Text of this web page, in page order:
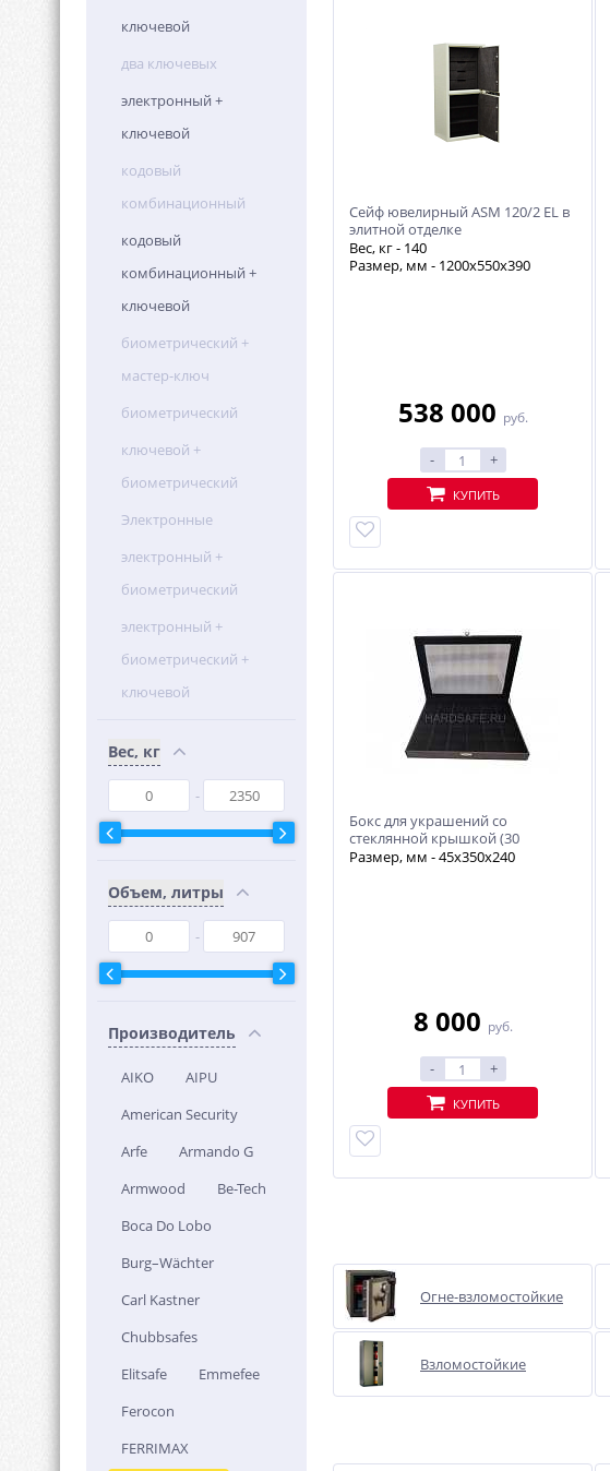
ключевой
два ключевых
электронный +
ключевой
кодовый
комбинационный
кодовый
комбинационный +
ключевой
биометрический +
мастер-ключ
биометрический
ключевой +
биометрический
Электронные
электронный +
биометрический
электронный +
биометрический +
ключевой
Вес, кг
Объем, литры
Производитель
AIKO
AIPU
American Security
Arfe
Armando G
Armwood
Be-Tech
Boca Do Lobo
Burg–Wächter
Carl Kastner
Chubbsafes
Elitsafe
Emmefee
Ferocon
FERRIMAX
Сейф ювелирный ASM 120/2 EL в
элитной отделке
Вес, кг - 140
Размер, мм - 1200х550х390
538 000 руб.
- +
КУПИТЬ
Бокс для украшений со
стеклянной крышкой (30
отсеков)
Размер, мм - 45х350х240
8 000 руб.
- +
КУПИТЬ
Огне-взломостойкие
Взломостойкие